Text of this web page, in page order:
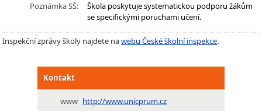
Poznámka SŠ:
Škola poskytuje systematickou podporu žákům
se specifickými poruchami učení.
Inspekční zprávy školy najdete nawebu České školní inspekce.
Kontakt
www http://www.unicprum.cz